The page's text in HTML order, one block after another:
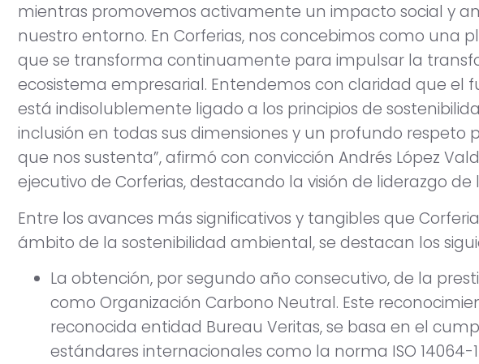
mientras promovemos activamente un impacto social y
nuestro entorno. En Corferias, nos concebimos como una
que se transforma continuamente para impulsar la
ecosistema empresarial. Entendemos con claridad que el
está indisolublemente ligado a los principios de
inclusión en todas sus dimensiones y un profundo respeto
que nos sustenta”, afirmó con convicción Andrés López
ejecutivo de Corferias, destacando la visión de liderazgo de
Entre los avances más significativos y tangibles que
ámbito de la sostenibilidad ambiental, se destacan los
La obtención, por segundo año consecutivo, de la
como Organización Carbono Neutral. Este
reconocida entidad Bureau Veritas, se basa en el
estándares internacionales como la norma ISO 14064-